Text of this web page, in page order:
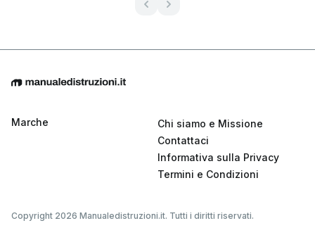
Marche
Chi siamo e Missione
Contattaci
Informativa sulla Privacy
Termini e Condizioni
Copyright 2026 Manualedistruzioni.it. Tutti i diritti riservati.